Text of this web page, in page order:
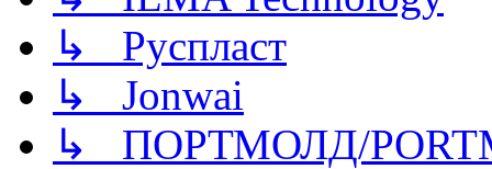
↳ Руспласт
↳ Jonwai
↳ ПОРТМОЛД/